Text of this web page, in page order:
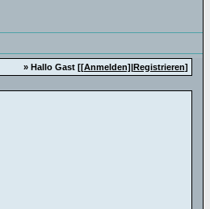
» Hallo Gast [[Anmelden]|Registrieren]